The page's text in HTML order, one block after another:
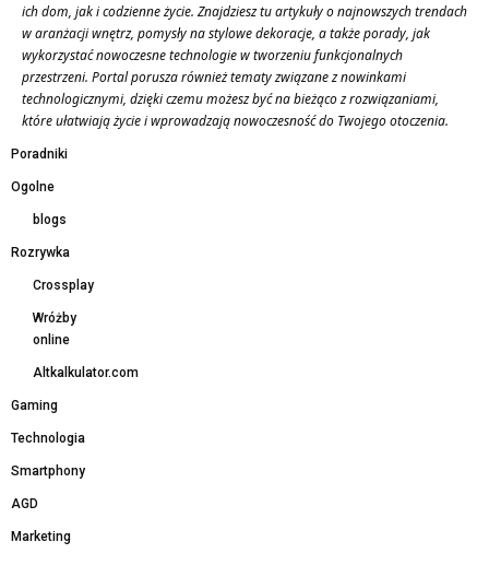
ich dom, jak i codzienne życie. Znajdziesz tu artykuły o najnowszych trendach
w aranżacji wnętrz, pomysły na stylowe dekoracje, a także porady, jak
wykorzystać nowoczesne technologie w tworzeniu funkcjonalnych
przestrzeni. Portal porusza również tematy związane z nowinkami
technologicznymi, dzięki czemu możesz być na bieżąco z rozwiązaniami,
które ułatwiają życie i wprowadzają nowoczesność do Twojego otoczenia.
Poradniki
Ogolne
blogs
Rozrywka
Crossplay
Wróżby
online
Altkalkulator.com
Gaming
Technologia
Smartphony
AGD
Marketing